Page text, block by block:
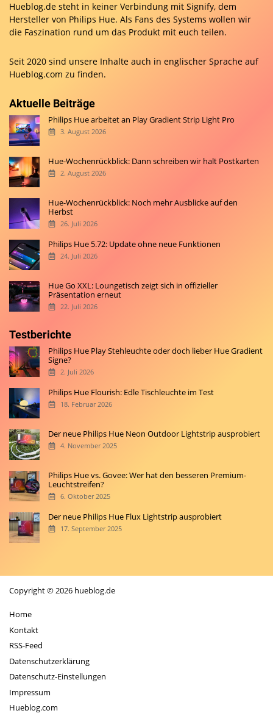
Hueblog.de steht in keiner Verbindung mit Signify, dem
Hersteller von Philips Hue. Als Fans des Systems wollen wir
die Faszination rund um das Produkt mit euch teilen.
Seit 2020 sind unsere Inhalte auch in englischer Sprache auf
Hueblog.com zu finden.
Aktuelle Beiträge
Philips Hue arbeitet an Play Gradient Strip Light Pro
3. August 2026
Hue-Wochenrückblick: Dann schreiben wir halt Postkarten
2. August 2026
Hue-Wochenrückblick: Noch mehr Ausblicke auf den
Herbst
26. Juli 2026
Philips Hue 5.72: Update ohne neue Funktionen
24. Juli 2026
Hue Go XXL: Loungetisch zeigt sich in offizieller
Präsentation erneut
22. Juli 2026
Testberichte
Philips Hue Play Stehleuchte oder doch lieber Hue Gradient
Signe?
2. Juli 2026
Philips Hue Flourish: Edle Tischleuchte im Test
18. Februar 2026
Der neue Philips Hue Neon Outdoor Lightstrip ausprobiert
4. November 2025
Philips Hue vs. Govee: Wer hat den besseren Premium-
Leuchtstreifen?
6. Oktober 2025
Der neue Philips Hue Flux Lightstrip ausprobiert
17. September 2025
Copyright © 2026 hueblog.de
Home
Kontakt
RSS-Feed
Datenschutzerklärung
Datenschutz-Einstellungen
Impressum
Hueblog.com